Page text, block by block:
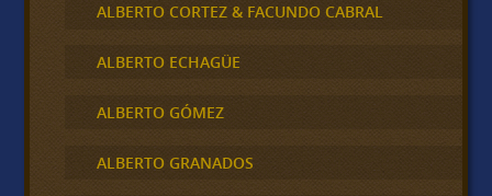
ALBERTO CORTEZ & FACUNDO CABRAL
ALBERTO ECHAGÜE
ALBERTO GÓMEZ
ALBERTO GRANADOS